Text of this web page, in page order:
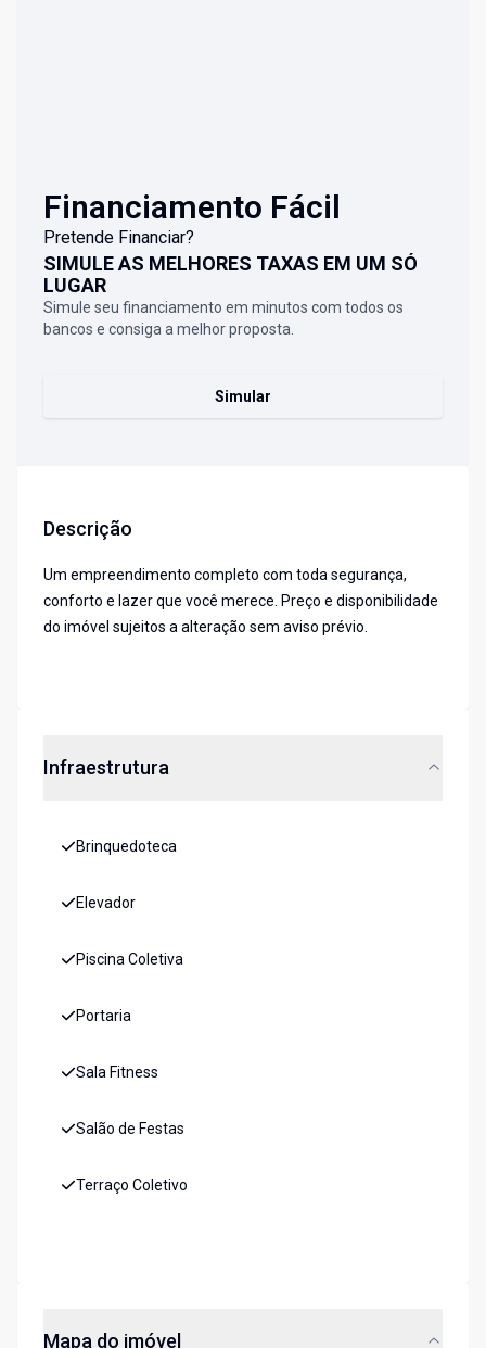
Financiamento Fácil
Pretende Financiar?
SIMULE AS MELHORES TAXAS EM UM SÓ
LUGAR
Simule seu financiamento em minutos com todos os
bancos e consiga a melhor proposta.
Simular
Descrição
Um empreendimento completo com toda segurança,
conforto e lazer que você merece. Preço e disponibilidade
do imóvel sujeitos a alteração sem aviso prévio.
Infraestrutura
Brinquedoteca
Elevador
Piscina Coletiva
Portaria
Sala Fitness
Salão de Festas
Terraço Coletivo
Mapa do imóvel